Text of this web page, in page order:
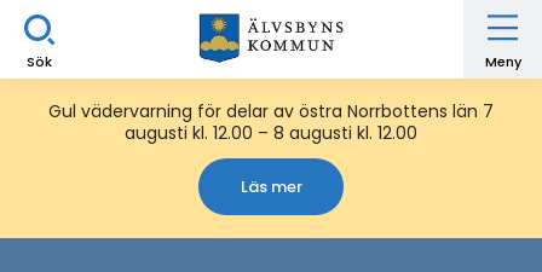
Sök Meny
Gul vädervarning för delar av östra Norrbottens län 7
augusti kl. 12.00 – 8 augusti kl. 12.00
Läs mer